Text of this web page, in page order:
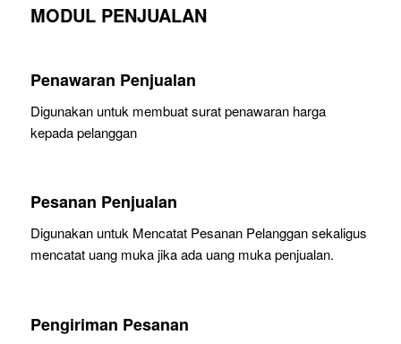
MODUL PENJUALAN
Penawaran Penjualan
Digunakan untuk membuat surat penawaran harga
kepada pelanggan
Pesanan Penjualan
Digunakan untuk Mencatat Pesanan Pelanggan sekaligus
mencatat uang muka jika ada uang muka penjualan.
Pengiriman Pesanan